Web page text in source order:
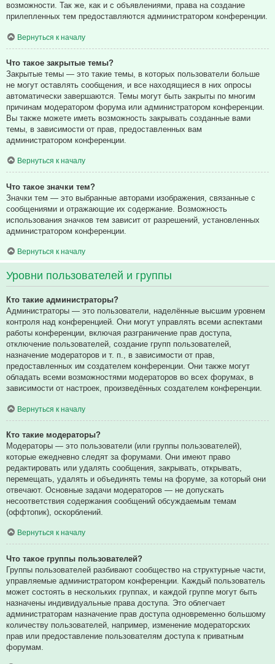
возможности. Так же, как и с объявлениями, права на создание
прилепленных тем предоставляются администратором конференции.
Вернуться к началу
Что такое закрытые темы?
Закрытые темы — это такие темы, в которых пользователи больше
не могут оставлять сообщения, и все находящиеся в них опросы
автоматически завершаются. Темы могут быть закрыты по многим
причинам модератором форума или администратором конференции.
Вы также можете иметь возможность закрывать созданные вами
темы, в зависимости от прав, предоставленных вам
администратором конференции.
Вернуться к началу
Что такое значки тем?
Значки тем — это выбранные авторами изображения, связанные с
сообщениями и отражающие их содержание. Возможность
использования значков тем зависит от разрешений, установленных
администратором конференции.
Вернуться к началу
Уровни пользователей и группы
Кто такие администраторы?
Администраторы — это пользователи, наделённые высшим уровнем
контроля над конференцией. Они могут управлять всеми аспектами
работы конференции, включая разграничение прав доступа,
отключение пользователей, создание групп пользователей,
назначение модераторов и т. п., в зависимости от прав,
предоставленных им создателем конференции. Они также могут
обладать всеми возможностями модераторов во всех форумах, в
зависимости от настроек, произведённых создателем конференции.
Вернуться к началу
Кто такие модераторы?
Модераторы — это пользователи (или группы пользователей),
которые ежедневно следят за форумами. Они имеют право
редактировать или удалять сообщения, закрывать, открывать,
перемещать, удалять и объединять темы на форуме, за который они
отвечают. Основные задачи модераторов — не допускать
несоответствия содержания сообщений обсуждаемым темам
(оффтопик), оскорблений.
Вернуться к началу
Что такое группы пользователей?
Группы пользователей разбивают сообщество на структурные части,
управляемые администратором конференции. Каждый пользователь
может состоять в нескольких группах, и каждой группе могут быть
назначены индивидуальные права доступа. Это облегчает
администраторам назначение прав доступа одновременно большому
количеству пользователей, например, изменение модераторских
прав или предоставление пользователям доступа к приватным
форумам.